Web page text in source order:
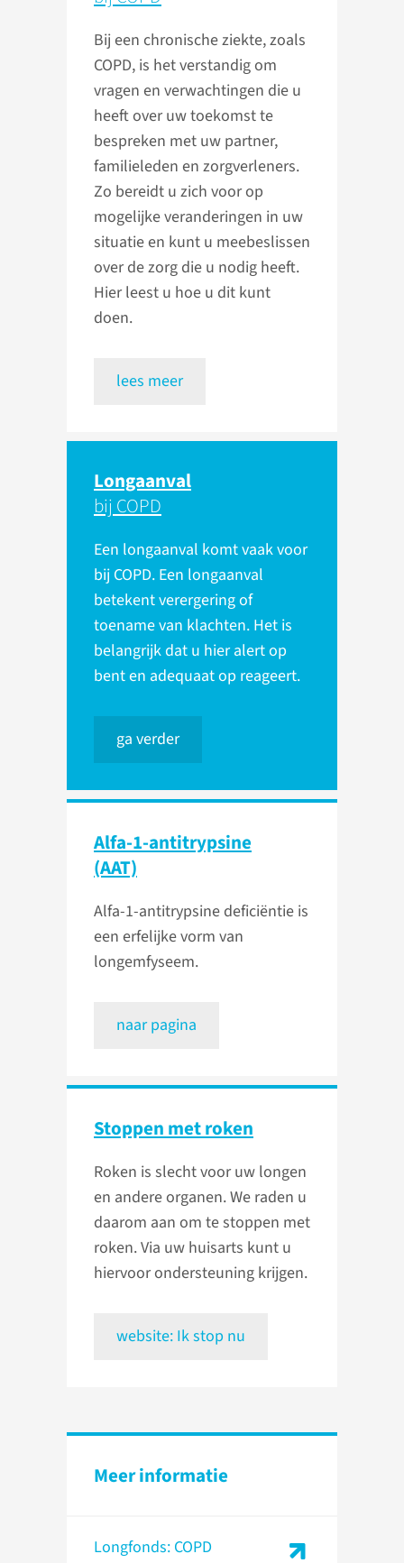
Bij een chronische ziekte, zoals
COPD, is het verstandig om
vragen en verwachtingen die u
heeft over uw toekomst te
bespreken met uw partner,
familieleden en zorgverleners.
Zo bereidt u zich voor op
mogelijke veranderingen in uw
situatie en kunt u meebeslissen
over de zorg die u nodig heeft.
Hier leest u hoe u dit kunt
doen.
lees meer
Longaanval
bij COPD
Een longaanval komt vaak voor
bij COPD. Een longaanval
betekent verergering of
toename van klachten. Het is
belangrijk dat u hier alert op
bent en adequaat op reageert.
ga verder
Alfa-1-antitrypsine
(AAT)
Alfa-1-antitrypsine deficiëntie is
een erfelijke vorm van
longemfyseem.
naar pagina
Stoppen met roken
Roken is slecht voor uw longen
en andere organen. We raden u
daarom aan om te stoppen met
roken. Via uw huisarts kunt u
hiervoor ondersteuning krijgen.
website: Ik stop nu
Meer informatie
Longfonds: COPD